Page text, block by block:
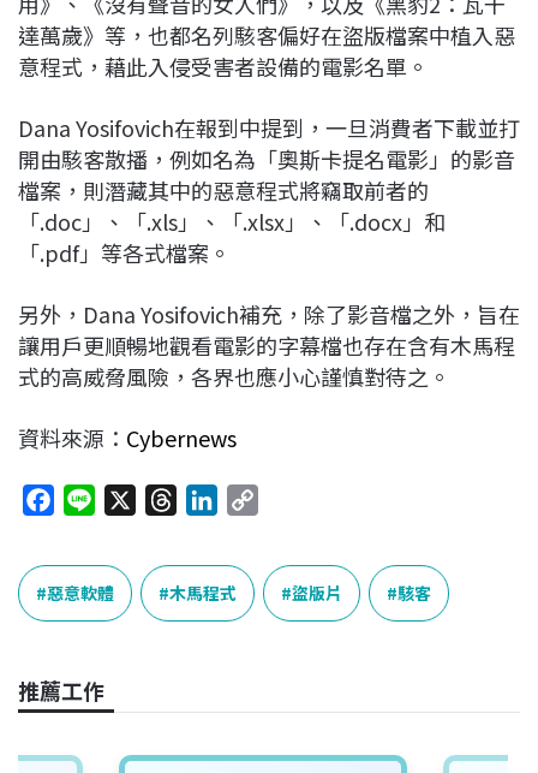
達萬歲》等，也都名列駭客偏好在盜版檔案中植入惡
意程式，藉此入侵受害者設備的電影名單。
Dana Yosifovich在報到中提到，一旦消費者下載並打
開由駭客散播，例如名為「奧斯卡提名電影」的影音
檔案，則潛藏其中的惡意程式將竊取前者的
「.doc」、「.xls」、「.xlsx」、「.docx」和
「.pdf」等各式檔案。
另外，Dana Yosifovich補充，除了影音檔之外，旨在
讓用戶更順暢地觀看電影的字幕檔也存在含有木馬程
式的高威脅風險，各界也應小心謹慎對待之 。
資料來源： Cybernews
c
e
b
o
k
n
e
r
e
a
n
k
e
n
y
k
惡意軟體 木馬程式 盜版片 駭客
推薦工作